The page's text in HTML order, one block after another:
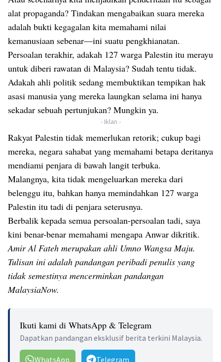
alat propaganda? Tindakan mengabaikan suara mereka
adalah bukti kegagalan kita memahami nilai
kemanusiaan sebenar—ini suatu pengkhianatan.
Persoalan terakhir, adakah 127 warga Palestin itu merayu
untuk diberi rawatan di Malaysia? Sudah tentu tidak.
Adakah ahli politik sedang membuktikan tempikan hak
asasi manusia yang mereka laungkan selama ini hanya
sekadar sebuah pertunjukan? Mungkin ya.
- Iklan -
Rakyat Palestin tidak memerlukan retorik; cukup bagi
mereka, negara sahabat yang memahami betapa deritanya
mendiami penjara di bawah langit terbuka.
Malangnya, kita tidak mengeluarkan mereka dari
belenggu itu, bahkan hanya memindahkan 127 warga
Palestin itu tadi di penjara seterusnya.
Berbalik kepada semua persoalan-persoalan tadi, saya
kini benar-benar memahami mengapa Anwar dikritik.
Amir Al Fateh merupakan ahli Umno Wangsa Maju.
Tulisan ini adalah pandangan peribadi penulis yang
tidak semestinya mencerminkan pandangan
MalaysiaNow.
Ikuti kami di WhatsApp & Telegram
Dapatkan pandangan eksklusif berita terkini Malaysia.
WhatsApp Telegram